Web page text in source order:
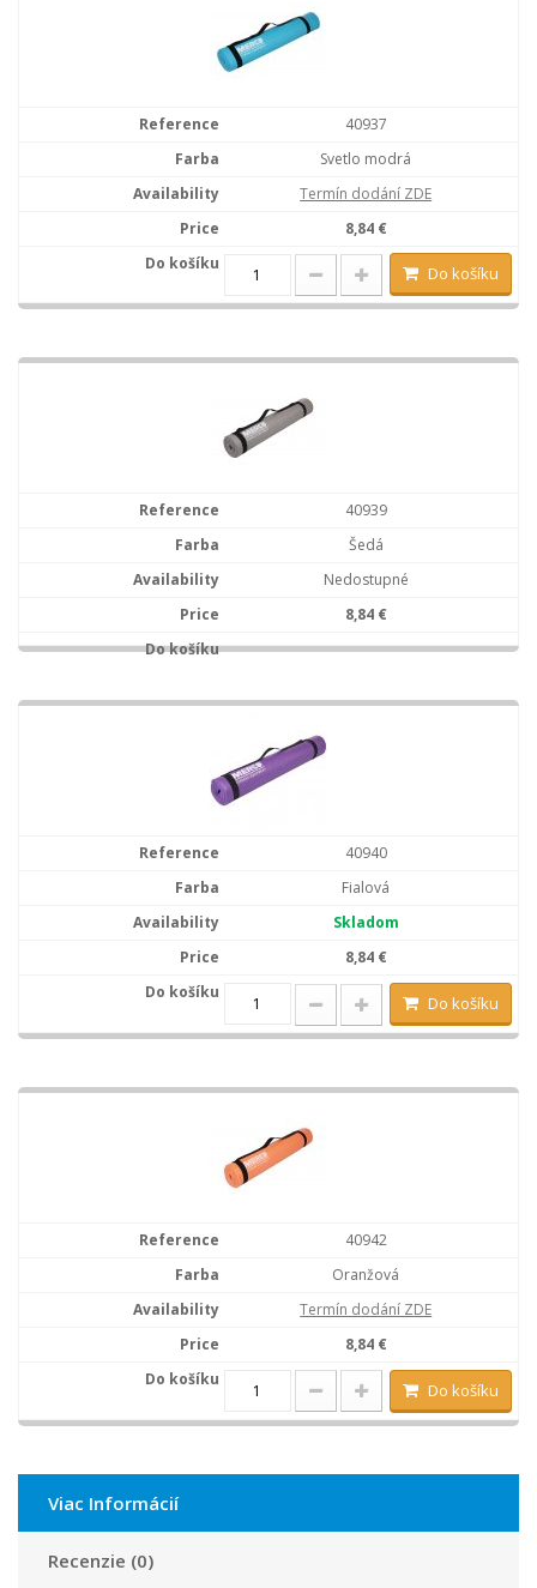
40937
Svetlo modrá
Termín dodání ZDE
8,84 €
Do košíku
40939
Šedá
Nedostupné
8,84 €
40940
Fialová
Skladom
8,84 €
Do košíku
40942
Oranžová
Termín dodání ZDE
8,84 €
Do košíku
Viac Informácií
Recenzie (0)